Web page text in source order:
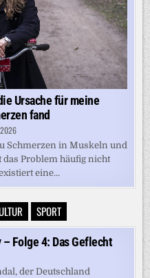
Ursache für meine
fand
Schmerzen in Muskeln und
Problem häufig nicht
eine...
SPORT
– Folge 4: Das Geflecht
der Deutschland